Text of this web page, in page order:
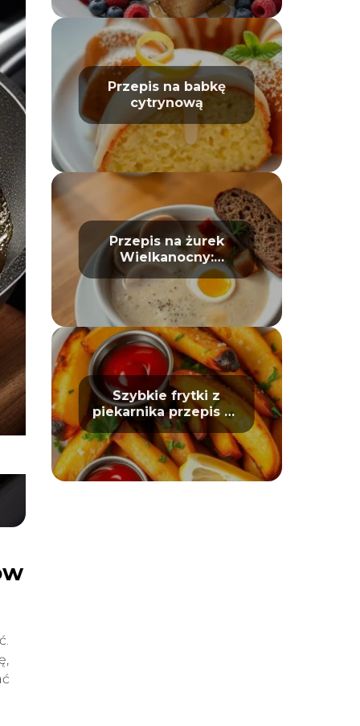
Przepis na babkę
cytrynową
Przepis na żurek
Wielkanocny:
tradycyjny i prosty
Szybkie frytki z
piekarnika przepis na
chrupiące ziemniaki